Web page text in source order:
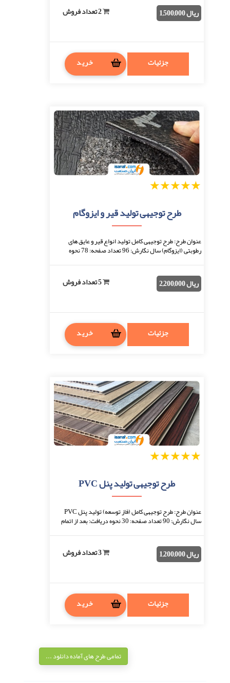
ریال 1,500,000
جزئیات خرید
5
4
3
2
طرح توجیهی تولید قیر و ایزوگام
عنوان طرح: طرح توجیهی کامل تولید انواع قیر و عایق های
رطوبتی (ایزوگام) سال نگارش: 96 تعداد صفحه: 78 نحوه
ریال 2,200,000
جزئیات خرید
5
4
3
2
طرح توجیهی تولید پنل PVC
سال نگارش: 90 تعداد صفحه: 30 نحوه دریافت: بعد از اتمام
ریال 1,200,000
جزئیات خرید
تمامی طرح های آماده دانلود ...